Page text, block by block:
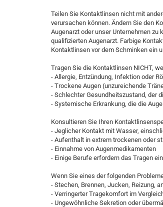
Teilen Sie Kontaktlinsen nicht mit
verursachen können. Ändern Sie den
Augenarzt oder unser Unternehmen
qualifizierten Augenarzt. Farbige
Kontaktlinsen vor dem Schminken ein
Tragen Sie die Kontaktlinsen NICHT,
- Allergie, Entzündung, Infektion oder
- Trockene Augen (unzureichende
- Schlechter Gesundheitszustand, der
- Systemische Erkrankung, die die
Konsultieren Sie Ihren
- Jeglicher Kontakt mit Wasser,
- Aufenthalt in extrem trockenen oder
- Einnahme von Augenmedikamenten
- Einige Berufe erfordern das Tragen
Wenn Sie eines der folgenden
- Stechen, Brennen, Jucken, Reizung,
- Verringerter Tragekomfort im
- Ungewöhnliche Sekretion oder